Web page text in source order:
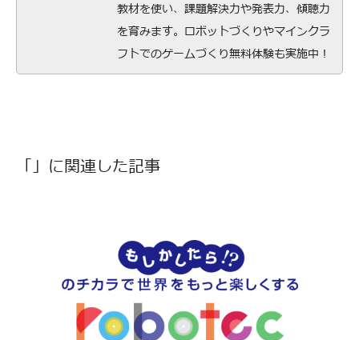
教材を使い、課題解決力や発表力、傾聴力
を育みます。ロボットづくりやマインクラ
フトでのゲームづくり無料体験も実施中！
「」に関連した記事